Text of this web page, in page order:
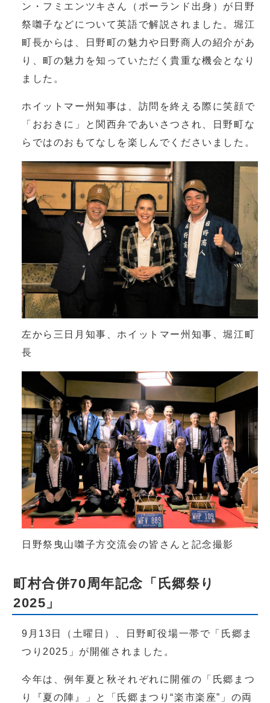
ン・フミエンツキさん（ポーランド出身）が日野
祭囃子などについて英語で解説されました。堀江
町長からは、日野町の魅力や日野商人の紹介があ
り、町の魅力を知っていただく貴重な機会となり
ました。
ホイットマー州知事は、訪問を終える際に笑顔で
「おおきに」と関西弁であいさつされ、日野町な
らではのおもてなしを楽しんでくださいました。
左から三日月知事、ホイットマー州知事、堀江町
長
日野祭曳山囃子方交流会の皆さんと記念撮影
町村合併70周年記念「氏郷祭り
2025」
9月13日（土曜日）、日野町役場一帯で「氏郷ま
つり2025」が開催されました。
今年は、例年夏と秋それぞれに開催の「氏郷まつ
り『夏の陣』」と「氏郷まつり“楽市楽座”」の両